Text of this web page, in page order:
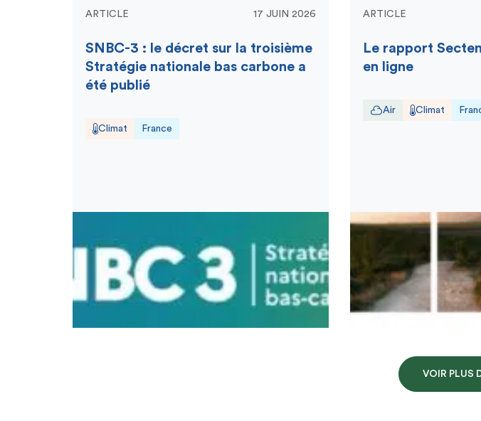
ARTICLE 17 JUIN 2026
SNBC-3 : le décret sur la troisième
Stratégie nationale bas carbone a
été publié
Climat France
ARTICLE
Le rapport
en ligne
Air Climat
VOIR PLUS